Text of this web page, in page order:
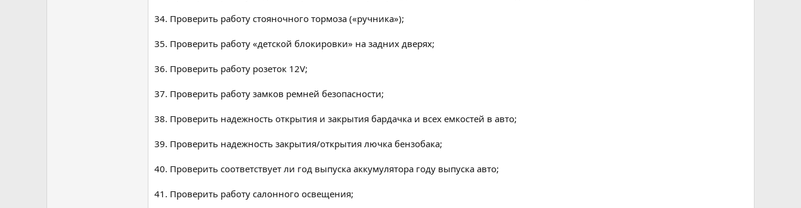
34. Проверить работу стояночного тормоза («ручника»);
35. Проверить работу «детской блокировки» на задних дверях;
36. Проверить работу розеток 12V;
37. Проверить работу замков ремней безопасности;
38. Проверить надежность открытия и закрытия бардачка и всех емкостей в авто;
39. Проверить надежность закрытия/открытия лючка бензобака;
40. Проверить соответствует ли год выпуска аккумулятора году выпуска авто;
41. Проверить работу салонного освещения;